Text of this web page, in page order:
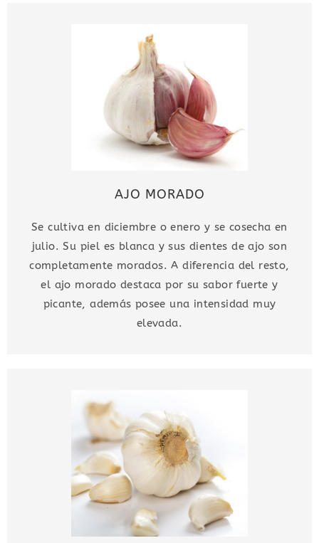
AJO MORADO
Se cultiva en diciembre o enero y se cosecha en
julio. Su piel es blanca y sus dientes de ajo son
completamente morados. A diferencia del resto,
el ajo morado destaca por su sabor fuerte y
picante, además posee una intensidad muy
elevada.